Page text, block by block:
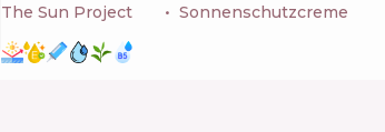
The Sun Project
Sonnenschutzcreme